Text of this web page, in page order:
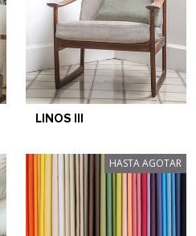
LINOS III
HASTA AGOTAR